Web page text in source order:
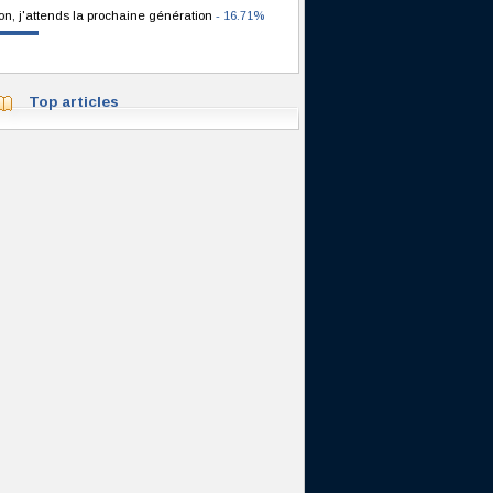
j'attends la prochaine génération - 16.71%
Top articles